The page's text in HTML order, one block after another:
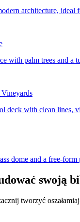
architecture, ideal
with palm trees and a
deck with clean lines,
dome and a free-
swoją
tworzyć